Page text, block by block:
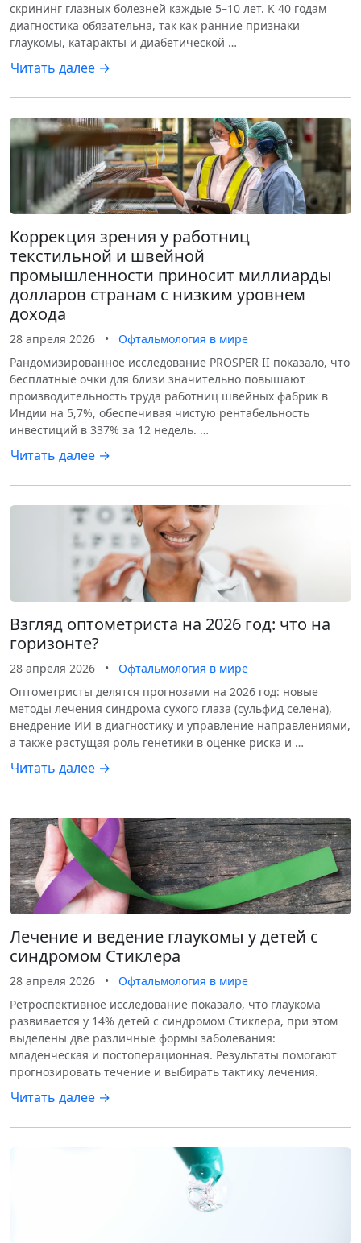
скрининг глазных болезней каждые 5–10 лет. К 40 годам
диагностика обязательна, так как ранние признаки
глаукомы, катаракты и диабетической …
Читать далее →
Коррекция зрения у работниц
текстильной и швейной
промышленности приносит миллиарды
долларов странам с низким уровнем
дохода
28 апреля 2026 •
Офтальмология в мире
Рандомизированное исследование PROSPER II показало, что
бесплатные очки для близи значительно повышают
производительность труда работниц швейных фабрик в
Индии на 5,7%, обеспечивая чистую рентабельность
инвестиций в 337% за 12 недель. …
Читать далее →
Взгляд оптометриста на 2026 год: что на
горизонте?
28 апреля 2026 •
Офтальмология в мире
Оптометристы делятся прогнозами на 2026 год: новые
методы лечения синдрома сухого глаза (сульфид селена),
внедрение ИИ в диагностику и управление направлениями,
а также растущая роль генетики в оценке риска и …
Читать далее →
Лечение и ведение глаукомы у детей с
синдромом Стиклера
28 апреля 2026 •
Офтальмология в мире
Ретроспективное исследование показало, что глаукома
развивается у 14% детей с синдромом Стиклера, при этом
выделены две различные формы заболевания:
младенческая и постоперационная. Результаты помогают
прогнозировать течение и выбирать тактику лечения.
Читать далее →